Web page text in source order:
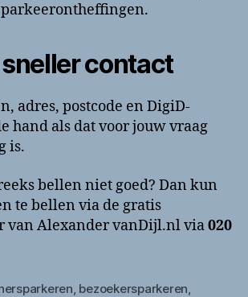
contact
adres, postcode en DigiD-
hand als dat voor jouw vraag
is.
bellen niet goed? Dan kun
te bellen via de gratis
van Alexander vanDijl.nl via020
bezoekersparkeren